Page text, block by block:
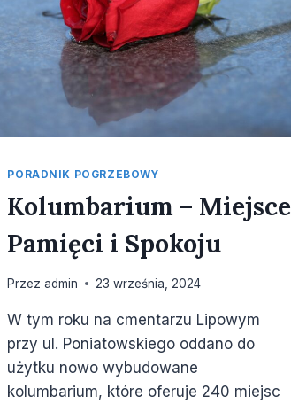
PORADNIK POGRZEBOWY
Kolumbarium – Miejsce
Pamięci i Spokoju
Przez admin 23 września, 2024
W tym roku na cmentarzu Lipowym
przy ul. Poniatowskiego oddano do
użytku nowo wybudowane
kolumbarium, które oferuje 240 miejsc